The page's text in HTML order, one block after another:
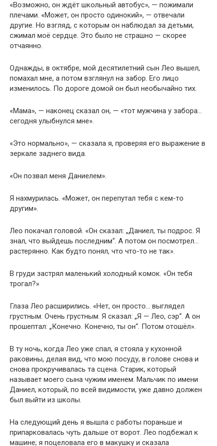
«Возможно, он ждёт школьный автобус», — пожимали
плечами. «Может, он просто одинокий», — отвечали
другие. Но взгляд, с которым он наблюдал за детьми,
сжимал моё сердце. Это было не страшно — скорее
отчаянно.
Однажды, в октябре, мой десятилетний сын Лео вышел,
помахал мне, а потом взглянул на забор. Его лицо
изменилось. По дороге домой он был необычайно тих.
«Мама», — наконец сказал он, — «тот мужчина у забора…
сегодня улыбнулся мне».
«Это нормально», — сказала я, проверяя его выражение в
зеркале заднего вида.
«Он позвал меня Даниелем».
Я нахмурилась. «Может, он перепутал тебя с кем-то
другим».
Лео покачал головой. «Он сказал: „Даниел, ты подрос. Я
знал, что выйдешь последним“. А потом он посмотрел…
растерянно. Как будто понял, что что-то не так».
В груди застрял маленький холодный комок. «Он тебя
трогал?»
Глаза Лео расширились. «Нет, он просто… выглядел
грустным. Очень грустным. Я сказал: „Я — Лео, сэр“. А он
прошептал: „Конечно. Конечно, ты он“. Потом отошёл».
В ту ночь, когда Лео уже спал, я стояла у кухонной
раковины, делая вид, что мою посуду, в голове снова и
снова прокручивалась та сцена. Старик, который
называет моего сына чужим именем. Мальчик по имени
Даниел, который, по всей видимости, уже давно должен
был выйти из школы.
На следующий день я вышла с работы пораньше и
припарковалась чуть дальше от ворот. Лео подбежал к
машине; я поцеловала его в макушку и сказала